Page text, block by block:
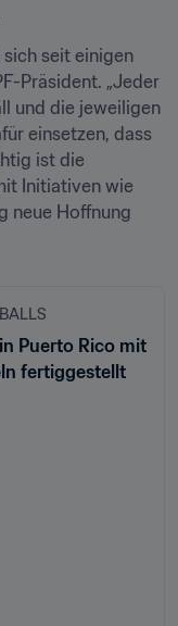
sich seit einigen
Präsident. „Jeder
und die jeweiligen
einsetzen, dass
ist die
Initiativen wie
neue Hoffnung
Puerto Rico mit
fertiggestellt